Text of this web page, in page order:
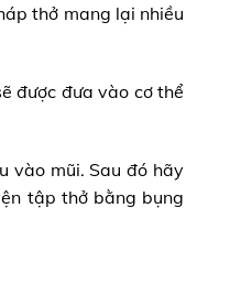
thở mang lại nhiều
được đưa vào cơ thể
vào mũi. Sau đó hãy
tập thở bằng bụng